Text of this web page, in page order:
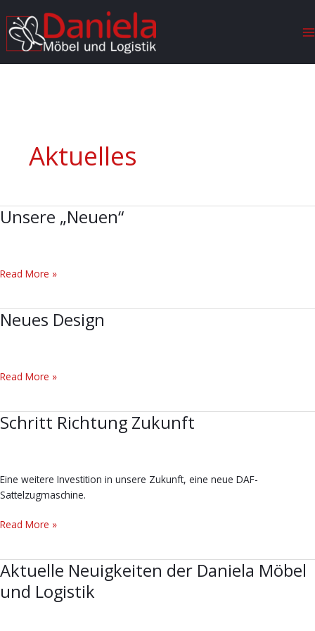
Inhalt
springen
Aktuelles
Unsere „Neuen“
Unsere
Read More »
Neues Design
Neues
Read More »
Schritt Richtung Zukunft
Eine weitere Investition in unsere Zukunft, eine neue DAF-
Sattelzugmaschine.
Schritt
Read More »
Aktuelle Neuigkeiten der Daniela Möbel
und Logistik
Aktuelle
Neuigkeiten
der